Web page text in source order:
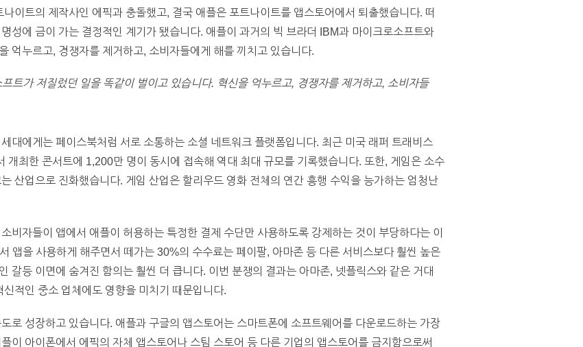
이트의 제작사인 에픽과 충돌했고, 결국 애플은 포트나이트를 앱스토어에서 퇴출했습니다. 떠
성에 금이 가는 결정적인 계기가 됐습니다. 애플이 과거의 빅 브라더 IBM과 마이크로소프트와
억누르고, 경쟁자를 제거하고, 소비자들에게 해를 끼치고 있습니다.
트가 저질렀던 일을 똑같이 벌이고 있습니다. 혁신을 억누르고, 경쟁자를 제거하고, 소비자들
대에게는 페이스북처럼 서로 소통하는 소셜 네트워크 플랫폼입니다. 최근 미국 래퍼 트래비스
개최한 콘서트에 1,200만 명이 동시에 접속해 역대 최대 규모를 기록했습니다. 또한, 게임은 소수
산업으로 진화했습니다. 게임 산업은 할리우드 영화 전체의 연간 흥행 수익을 능가하는 엄청난
비자들이 앱에서 애플이 허용하는 특정한 결제 수단만 사용하도록 강제하는 것이 부당하다는 이
앱을 사용하게 해주면서 떼가는 30%의 수수료는 페이팔, 아마존 등 다른 서비스보다 훨씬 높은
갈등 이면에 숨겨진 함의는 훨씬 더 큽니다. 이번 분쟁의 결과는 아마존, 넷플릭스와 같은 거대
적인 중소 업체에도 영향을 미치기 때문입니다.
로 성장하고 있습니다. 애플과 구글의 앱스토어는 스마트폰에 소프트웨어를 다운로드하는 가장
이 아이폰에서 에픽의 자체 앱스토어나 스팀 스토어 등 다른 기업의 앱스토어를 금지함으로써